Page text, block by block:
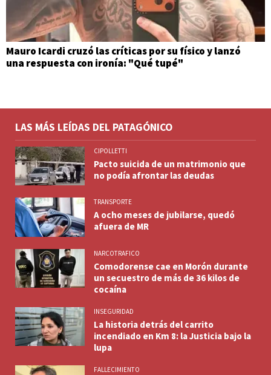
Mauro Icardi cruzó las críticas por su físico y lanzó
una respuesta con ironía: "Qué tupé"
LAS MÁS LEÍDAS DEL PATAGÓNICO
CIPOLLETTI
Pacto suicida de un matrimonio que
no podía afrontar las deudas
TRANSPORTE
A ocho meses de jubilarse, quedó
afuera de MR
NARCOTRAFICO
Comodorense cae en Morón durante
un secuestro de más de 36 kilos de
cocaína
INSEGURIDAD
La historia detrás del carrito
incendiado en Km 8: la Justicia bajo la
lupa
FALLECIMIENTO